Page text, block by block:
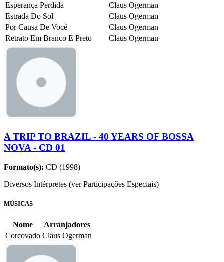
Esperança Perdida
Claus Ogerman
Estrada Do Sol
Claus Ogerman
Por Causa De Você
Claus Ogerman
Retrato Em Branco E Preto
Claus Ogerman
A TRIP TO BRAZIL - 40 YEARS OF BOSSA
NOVA - CD 01
Formato(s): CD (1998)
Diversos Intérpretes (ver Participações Especiais)
MÚSICAS
Nome
Arranjadores
Corcovado Claus Ogerman